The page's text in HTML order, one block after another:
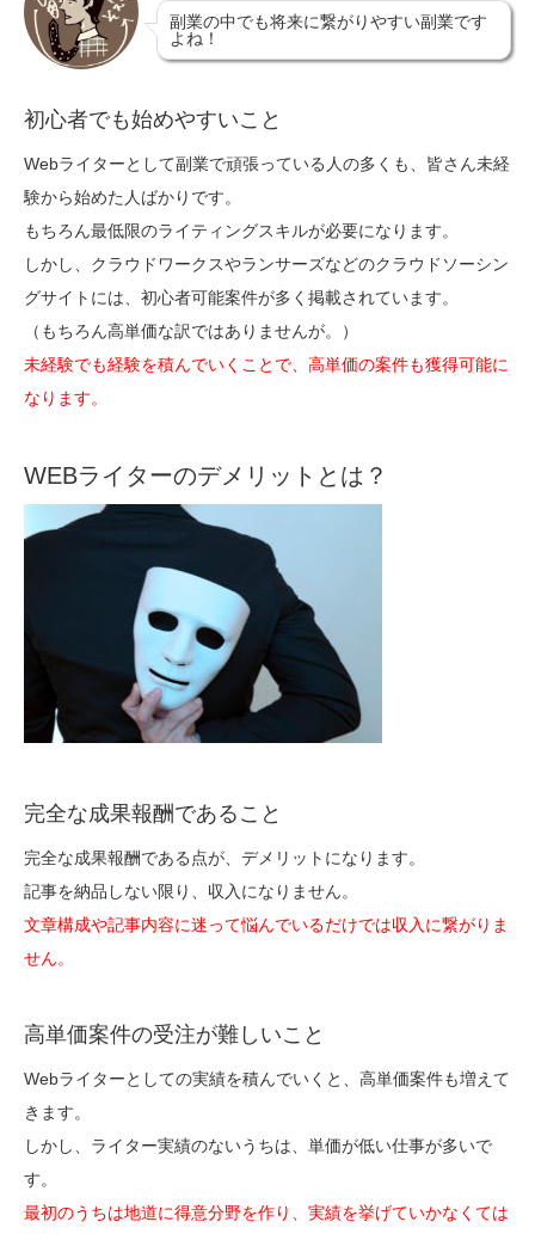
副業の中でも将来に繋がりやすい副業です
よね！
初心者でも始めやすいこと
Webライターとして副業で頑張っている人の多くも、皆さん未経
験から始めた人ばかりです。
もちろん最低限のライティングスキルが必要になります。
しかし、クラウドワークスやランサーズなどのクラウドソーシン
グサイトには、初心者可能案件が多く掲載されています。
（もちろん高単価な訳ではありませんが。）
未経験でも経験を積んでいくことで、高単価の案件も獲得可能に
なります。
WEBライターのデメリットとは？
完全な成果報酬であること
完全な成果報酬である点が、デメリットになります。
記事を納品しない限り、収入になりません。
文章構成や記事内容に迷って悩んでいるだけでは収入に繋がりま
せん。
高単価案件の受注が難しいこと
Webライターとしての実績を積んでいくと、高単価案件も増えて
きます。
しかし、ライター実績のないうちは、単価が低い仕事が多いで
す。
最初のうちは地道に得意分野を作り、実績を挙げていかなくては